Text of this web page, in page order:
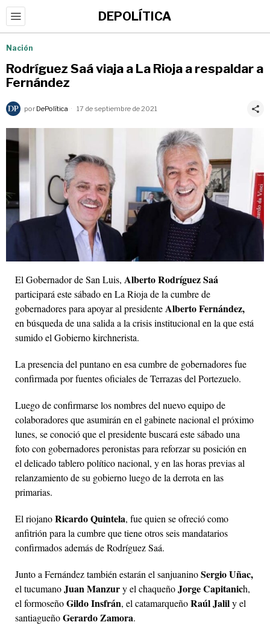
DEPOLÍTICA
Nación
Rodríguez Saá viaja a La Rioja a respaldar a
Fernández
por DePolítica 17 de septiembre de 2021
El Gobernador de San Luis, Alberto Rodríguez Saá
participará este sábado en La Rioja de la cumbre de
gobernadores para apoyar al presidenteAlberto Fernández,
en búsqueda de una salida a la crisis institucional en la que está
sumido el Gobierno kirchnerista.
La presencia del puntano en esa cumbre de gobernadores fue
confirmada por fuentes oficiales de Terrazas del Portezuelo.
Luego de confirmarse los nombres del nuevo equipo de
colaboradores que asumirán en el gabinete nacional el próximo
lunes, se conoció que el presidente buscará este sábado una
foto con gobernadores peronistas para reforzar su posición en
el delicado tablero político nacional, y en las horas previas al
relanzamiento de su gobierno luego de la derrota en las
primarias.
El riojanoRicardo Quintela, fue quien se ofreció como
anfitrión para la cumbre que tiene otros seis mandatarios
confirmados además de Rodríguez Saá.
Junto a Fernández también estarán el sanjuaninoSergio Uñac,
el tucumanoJuan Manzury el chaqueñoJorge Capitanich,
el formoseñoGildo Insfrán, el catamarqueñoRaúl Jalily el
santiagueñoGerardo Zamora.